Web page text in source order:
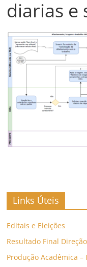
diarias e
Links Úteis
Editais e Eleições
Resultado Final
Produção Acadêmica –